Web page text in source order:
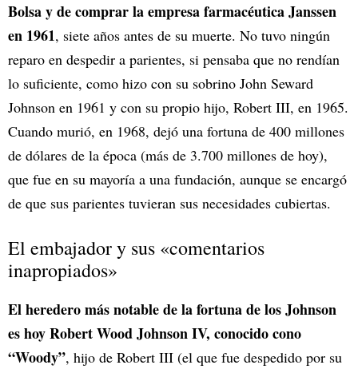
Bolsa y de comprar la empresa farmacéutica Janssen
en 1961, siete años antes de su muerte. No tuvo ningún
reparo en despedir a parientes, si pensaba que no rendían
lo suficiente, como hizo con su sobrino John Seward
Johnson en 1961 y con su propio hijo, Robert III, en 1965.
Cuando murió, en 1968, dejó una fortuna de 400 millones
de dólares de la época (más de 3.700 millones de hoy),
que fue en su mayoría a una fundación, aunque se encargó
de que sus parientes tuvieran sus necesidades cubiertas.
El embajador y sus «comentarios
inapropiados»
El heredero más notable de la fortuna de los Johnson
es hoy Robert Wood Johnson IV, conocido cono
“Woody”, hijo de Robert III (el que fue despedido por su